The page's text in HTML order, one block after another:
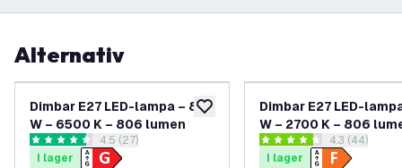
Alternativ
lägg till i önskelistan
Dimbar E27 LED-lampa – 8.8
W – 6500 K – 806 lumen
öppna recensionspanel
4.5 stjärnbetyg4.5 (27)
I lager
Dimbar E27 LED-
W – 2700 K – 806
öppna
4.3 stjärnbetyg4.3 (44)
I lager